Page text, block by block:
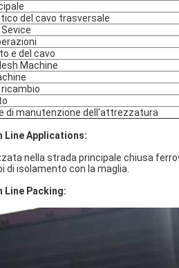
del cavo trasversale
e del cavo
Machine
di manutenzione dell'attrezzatura
Line Applications:
nella strada principale chiusa
isolamento con la maglia.
Line Packing: